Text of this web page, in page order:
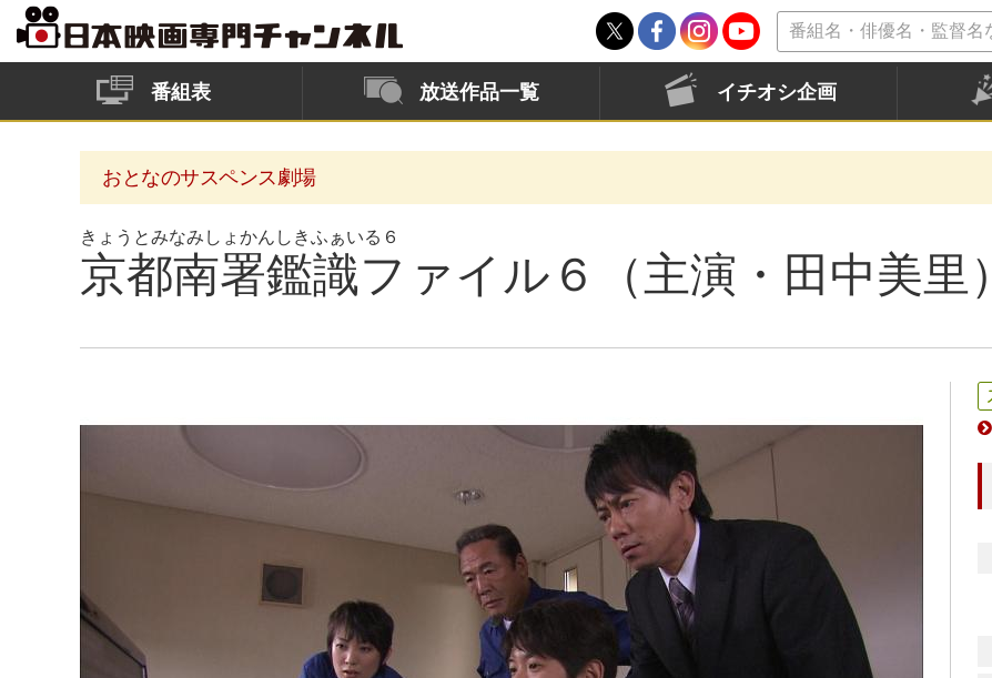
番組表 放送作品一覧 イチオシ企画
おとなのサスペンス劇場
きょうとみなみしょかんしきふぁいる６
京都南署鑑識ファイル６（主演・田中美里）